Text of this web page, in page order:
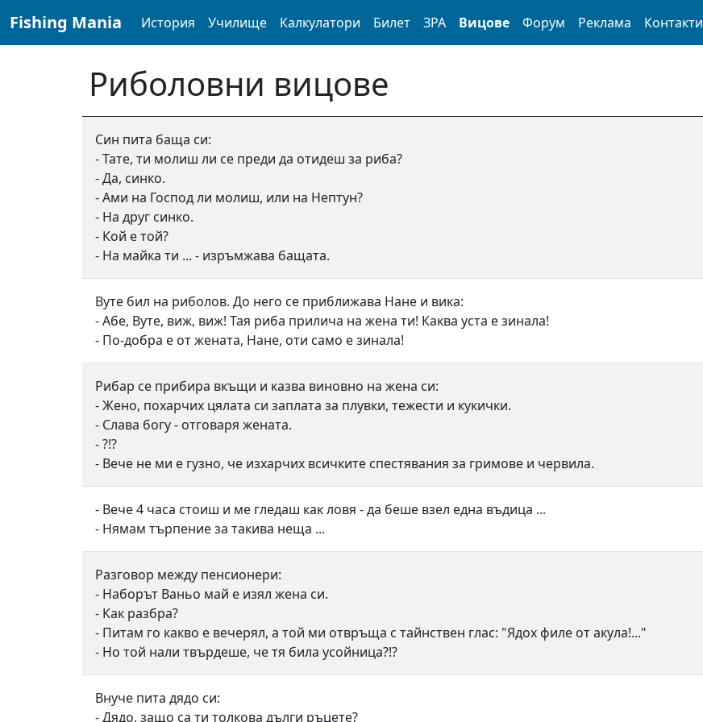
Fishing Mania История Училище Калкулатори Билет ЗРА Вицове Форум Реклама Контакти
Риболовни вицове
Син пита баща си:
- Тате, ти молиш ли се преди да отидеш за риба?
- Да, синко.
- Ами на Господ ли молиш, или на Нептун?
- На друг синко.
- Кой е той?
- На майка ти ... - изръмжава бащата.
Вуте бил на риболов. До него се приближава Нане и вика:
- Абе, Вуте, виж, виж! Тая риба прилича на жена ти! Каква уста е зинала!
- По-добра е от жената, Нане, оти само е зинала!
Рибар се прибира вкъщи и казва виновно на жена си:
- Жено, похарчих цялата си заплата за плувки, тежести и кукички.
- Слава богу - отговаря жената.
- ?!?
- Вече не ми е гузно, че изхарчих всичките спестявания за гримове и червила.
- Вече 4 часа стоиш и ме гледаш как ловя - да беше взел една въдица ...
- Нямам търпение за такива неща ...
Разговор между пенсионери:
- Наборът Ваньо май е изял жена си.
- Как разбра?
- Питам го какво е вечерял, а той ми отвръща с тайнствен глас: "Ядох филе от акула!..."
- Но той нали твърдеше, че тя била усойница?!?
Внуче пита дядо си:
- Дядо, защо са ти толкова дълги ръцете?